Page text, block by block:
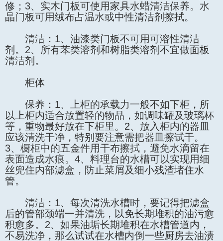
修；3、实木门板可使用家具水蜡清洁保养。水
晶门板可用绒布占温水或中性清洁剂擦拭。
清洁：1、油漆类门板不可用可溶性清洁
剂。2、所有苯类溶剂和树脂类溶剂不宜做面板
清洁剂。
柜体
保养：1、上柜的承载力一般不如下柜，所
以上柜内适合放置轻的物品，如调味罐及玻璃杯
等，重物最好放在下柜里。2、放入柜内的器皿
应该清洗干净，特别要注意需把器皿擦试干。
3、橱柜中的五金件用干布擦拭，避免水滴留在
表面造成水痕。4、料理台的水槽可以实现用细
丝兜住内部滤盒，防止菜屑及细小残渣堵住水
管。
清洁：1、每次清洗水槽时，要记得把滤盒
后的管部颈端一并清洗，以免长期堆积的油污愈
积愈多。2、如果油垢长期堆积在水槽管道内，
不易洗净，那么试试在水槽内倒一些厨房去油渍